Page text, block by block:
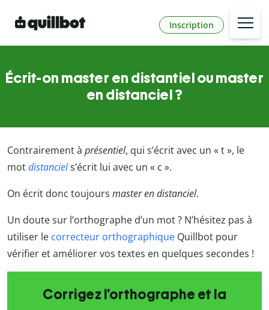
Inscription
Écrit-on master en distantiel ou master
en distanciel ?
Contrairement à présentiel, qui s’écrit avec un « t », le
motdistanciels’écrit lui avec un « c ».
On écrit donc toujours master en distanciel.
Un doute sur l’orthographe d’un mot ? N’hésitez pas à
utiliser le correcteur orthographique Quillbot pour
vérifier et améliorer vos textes en quelques secondes !
Corrigez l’orthographe et la